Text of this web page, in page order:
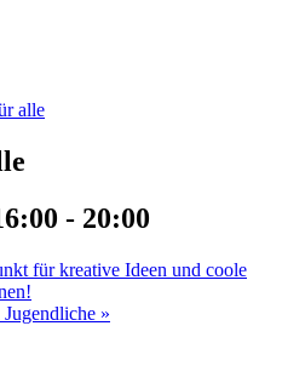
alle
- 20:00
für kreative Ideen und coole
»